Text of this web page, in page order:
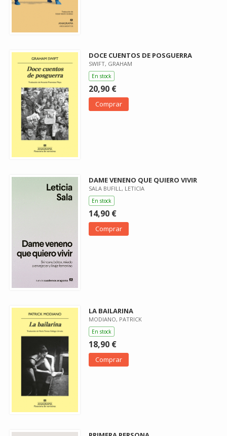
DOCE CUENTOS DE POSGUERRA
SWIFT, GRAHAM
En stock
20,90 €
Comprar
DAME VENENO QUE QUIERO VIVIR
SALA BUFILL, LETICIA
En stock
14,90 €
Comprar
LA BAILARINA
MODIANO, PATRICK
En stock
18,90 €
Comprar